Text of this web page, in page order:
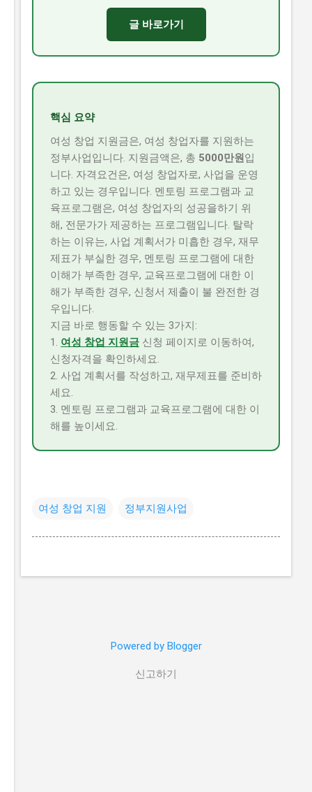
글 바로가기
핵심 요약
여성 창업 지원금은, 여성 창업자를 지원하는
정부사업입니다. 지원금액은, 총 5000만원입
니다. 자격요건은, 여성 창업자로, 사업을 운영
하고 있는 경우입니다. 멘토링 프로그램과 교
육프로그램은, 여성 창업자의 성공을하기 위
해, 전문가가 제공하는 프로그램입니다. 탈락
하는 이유는, 사업 계획서가 미흡한 경우, 재무
제표가 부실한 경우, 멘토링 프로그램에 대한
이해가 부족한 경우, 교육프로그램에 대한 이
해가 부족한 경우, 신청서 제출이 불 완전한 경
우입니다.
지금 바로 행동할 수 있는 3가지:
1. 여성 창업 지원금 신청 페이지로 이동하여,
신청자격을 확인하세요.
2. 사업 계획서를 작성하고, 재무제표를 준비하
세요.
3. 멘토링 프로그램과 교육프로그램에 대한 이
해를 높이세요.
여성 창업 지원 정부지원사업
Powered by Blogger
신고하기